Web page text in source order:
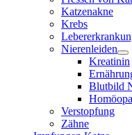
Katzenakne
Krebs
Nierenleiden
Kreatinin
Blutbild
Verstopfung
Zähne